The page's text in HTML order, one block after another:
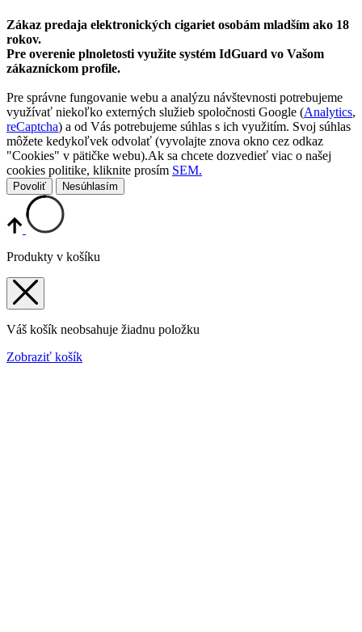
Zákaz predaja elektronických cigariet osobám mladším ako 18
rokov.
Pre overenie plnoletosti využite systém IdGuard vo Vašom
zákazníckom profile.
Pre správne fungovanie webu a analýzu návštevnosti potrebujeme
využívať niekoľko externých služieb spoločnosti Google (Analytics,
reCaptcha) a od Vás potrebujeme súhlas s ich využitím. Svoj súhlas
môžete kedykoľvek odvolať (vyvolajte znova okno cez odkaz
"Cookies" v pätičke webu).Ak sa chcete dozvedieť viac o našej
cookies politike, kliknite prosím SEM.
Povoliť Nesúhlasím
Produkty v košíku
Váš košík neobsahuje žiadnu položku
Zobraziť košík